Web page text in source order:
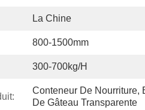
La Chine
800-1500mm
300-700kg/h
Conteneur De Nourriture,
De Gâteau Transparente